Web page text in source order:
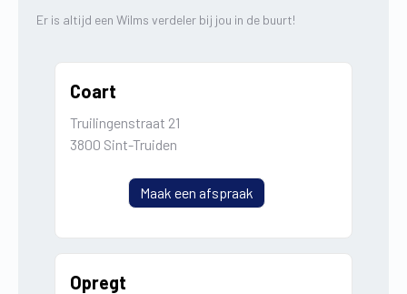
Er is altijd een Wilms verdeler bij jou in de buurt!
Coart
Truilingenstraat 21
3800 Sint-Truiden
Maak een afspraak
Opregt